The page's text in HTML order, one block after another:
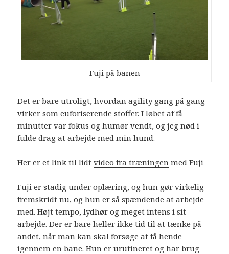
Fuji på banen
Det er bare utroligt, hvordan agility gang på gang
virker som euforiserende stoffer. I løbet af få
minutter var fokus og humør vendt, og jeg nød i
fulde drag at arbejde med min hund.
Her er et link til lidtvideo fra træningen med Fuji
Fuji er stadig under oplæring, og hun gør virkelig
fremskridt nu, og hun er så spændende at arbejde
med. Højt tempo, lydhør og meget intens i sit
arbejde. Der er bare heller ikke tid til at tænke på
andet, når man kan skal forsøge at få hende
igennem en bane. Hun er urutineret og har brug